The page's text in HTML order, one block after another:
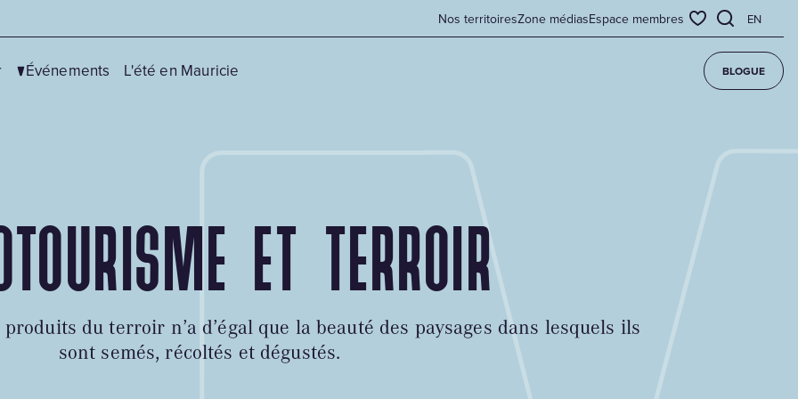
Nos territoiresZone médiasEspace membres EN
Centres de ski
Fatbike
Patinage
Pêche blanche et pêche aux
Vélo
Canot, kayak et sup
Équitation
Événements L'été en Mauricie BLOGUE
ET TERROIR
du terroir n’a d’égal que la beauté des paysages dans lesquels ils
sont semés, récoltés et dégustés.